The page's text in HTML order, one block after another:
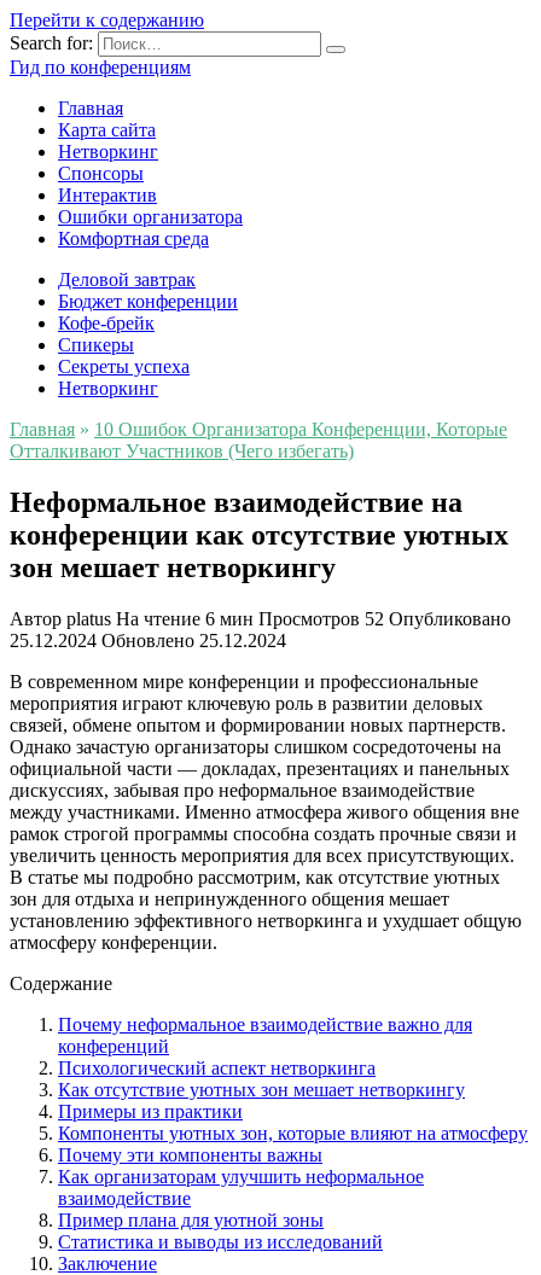
Перейти к содержанию
Search for:
Гид по конференциям
Главная
Карта сайта
Нетворкинг
Спонсоры
Интерактив
Ошибки организатора
Комфортная среда
Деловой завтрак
Бюджет конференции
Кофе-брейк
Спикеры
Секреты успеха
Нетворкинг
Главная » 10 Ошибок Организатора Конференции, Которые
Отталкивают Участников (Чего избегать)
Неформальное взаимодействие на
конференции как отсутствие уютных
зон мешает нетворкингу
Автор platus На чтение 6 мин Просмотров 52 Опубликовано
25.12.2024 Обновлено 25.12.2024
В современном мире конференции и профессиональные
мероприятия играют ключевую роль в развитии деловых
связей, обмене опытом и формировании новых партнерств.
Однако зачастую организаторы слишком сосредоточены на
официальной части — докладах, презентациях и панельных
дискуссиях, забывая про неформальное взаимодействие
между участниками. Именно атмосфера живого общения вне
рамок строгой программы способна создать прочные связи и
увеличить ценность мероприятия для всех присутствующих.
В статье мы подробно рассмотрим, как отсутствие уютных
зон для отдыха и непринужденного общения мешает
установлению эффективного нетворкинга и ухудшает общую
атмосферу конференции.
Содержание
Почему неформальное взаимодействие важно для
конференций
Психологический аспект нетворкинга
Как отсутствие уютных зон мешает нетворкингу
Примеры из практики
Компоненты уютных зон, которые влияют на атмосферу
Почему эти компоненты важны
Как организаторам улучшить неформальное
взаимодействие
Пример плана для уютной зоны
Статистика и выводы из исследований
Заключение